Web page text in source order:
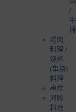
/
牛
排
鸡肉
料理 /
烧烤
(串烧)
料理
串炸
河豚
料理